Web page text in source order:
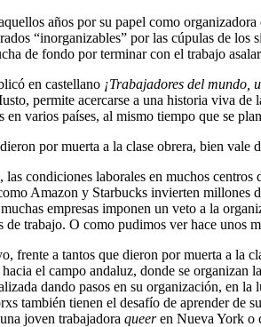
años por su papel como
“inorganizables” por las cúpulas de
de fondo por terminar con el trabajo
en castellano ¡Trabajadores del mundo,
permite acercarse a una historia viva
en varios países, al mismo tiempo que se
por muerta a la clase obrera, bien vale
condiciones laborales en muchos
Amazon y Starbucks invierten millones
empresas imponen un veto a la
de trabajo. O como pudimos ver hace unos
frente a tantos que dieron por muerta a la
el campo andaluz, donde se
dando pasos en su organización, en
también tienen el desafío de aprender
joven trabajadora queeren Nueva York o